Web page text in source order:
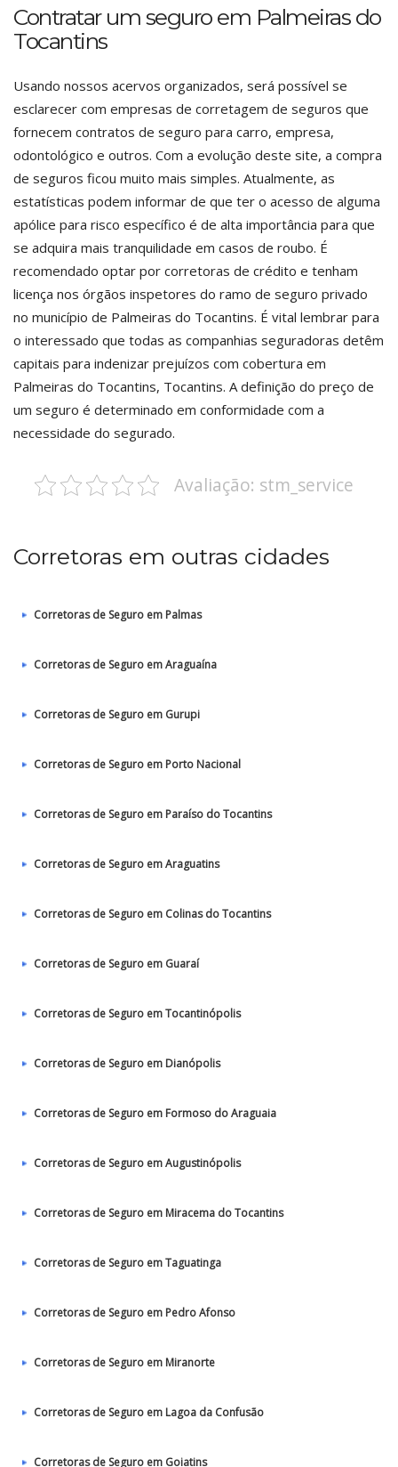
Contratar um seguro em Palmeiras do
Tocantins
Usando nossos acervos organizados, será possível se
esclarecer com empresas de corretagem de seguros que
fornecem contratos de seguro para carro, empresa,
odontológico e outros. Com a evolução deste site, a compra
de seguros ficou muito mais simples. Atualmente, as
estatísticas podem informar de que ter o acesso de alguma
apólice para risco específico é de alta importância para que
se adquira mais tranquilidade em casos de roubo. É
recomendado optar por corretoras de crédito e tenham
licença nos órgãos inspetores do ramo de seguro privado
no município de Palmeiras do Tocantins. É vital lembrar para
o interessado que todas as companhias seguradoras detêm
capitais para indenizar prejuízos com cobertura em
Palmeiras do Tocantins, Tocantins. A definição do preço de
um seguro é determinado em conformidade com a
necessidade do segurado.
Avaliação: stm_service
Corretoras em outras cidades
Corretoras de Seguro em Palmas
Corretoras de Seguro em Araguaína
Corretoras de Seguro em Gurupi
Corretoras de Seguro em Porto Nacional
Corretoras de Seguro em Paraíso do Tocantins
Corretoras de Seguro em Araguatins
Corretoras de Seguro em Colinas do Tocantins
Corretoras de Seguro em Guaraí
Corretoras de Seguro em Tocantinópolis
Corretoras de Seguro em Dianópolis
Corretoras de Seguro em Formoso do Araguaia
Corretoras de Seguro em Augustinópolis
Corretoras de Seguro em Miracema do Tocantins
Corretoras de Seguro em Taguatinga
Corretoras de Seguro em Pedro Afonso
Corretoras de Seguro em Miranorte
Corretoras de Seguro em Lagoa da Confusão
Corretoras de Seguro em Goiatins